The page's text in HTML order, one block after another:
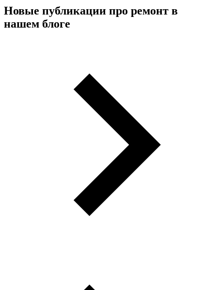
Новые публикации про ремонт в
нашем блоге